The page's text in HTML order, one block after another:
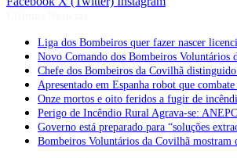
Liga dos Bombeiros quer fazer nascer
Novo Comando dos Bombeiros Voluntários
Chefe dos Bombeiros da Covilhã
Apresentado em Espanha robot que
Onze mortos e oito feridos a fugir de
Perigo de Incêndio Rural Agrava-se:
Governo está preparado para “soluções
Bombeiros Voluntários da Covilhã mostram